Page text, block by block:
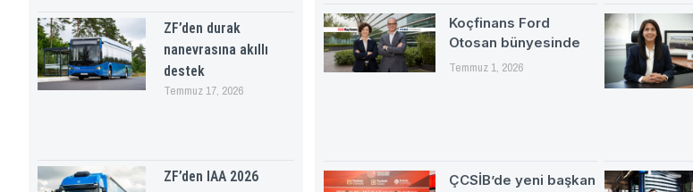
ZF’den durak
nanevrasına akıllı
destek
Temmuz 17, 2026
ZF’den IAA 2026
Koçfinans Ford
Otosan bünyesinde
Temmuz 1, 2026
ÇCSİB’de yeni başkan